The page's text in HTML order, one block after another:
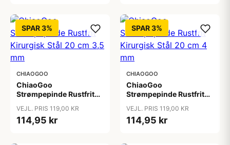
SPAR 3%
CHIAOGOO
ChiaoGoo
Strømpepinde Rustfrit
mm
VEJL. PRIS 119,00 KR
114,95 kr
SPAR 3%
CHIAOGOO
ChiaoGoo
Strømpepinde Rustfrit
mm
VEJL. PRIS 119,00 KR
114,95 kr